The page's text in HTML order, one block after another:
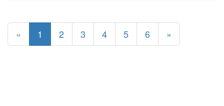
« 1 2 3 4 5 6 »